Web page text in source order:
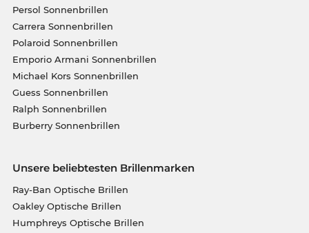
Persol Sonnenbrillen
Carrera Sonnenbrillen
Polaroid Sonnenbrillen
Emporio Armani Sonnenbrillen
Michael Kors Sonnenbrillen
Guess Sonnenbrillen
Ralph Sonnenbrillen
Burberry Sonnenbrillen
Unsere beliebtesten Brillenmarken
Ray-Ban Optische Brillen
Oakley Optische Brillen
Humphreys Optische Brillen